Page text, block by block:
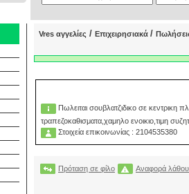
Vres αγγελίες / Επιχειρησιακά /
Πωλειται σουβλατζιδικο σε κεντρικη
τραπεζοκαθισματα,χαμηλο ενοικιο,τιμη
Στοιχεία επικοινωνίας : 2104535380
Πρόταση σε φίλο Αναφορά